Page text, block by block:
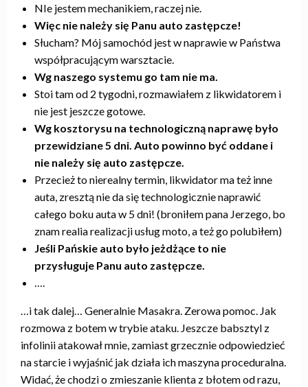
NIe jestem mechanikiem, raczej nie.
Więc nie należy się Panu auto zastępcze!
Słucham? Mój samochód jest w naprawie w Państwa
współpracującym warsztacie.
Wg naszego systemu go tam nie ma.
Stoi tam od 2 tygodni, rozmawiałem z likwidatorem i
nie jest jeszcze gotowe.
Wg kosztorysu na technologiczną naprawę było
przewidziane 5 dni. Auto powinno być oddane i
nie należy się auto zastępcze.
Przecież to nierealny termin, likwidator ma też inne
auta, zresztą nie da się technologicznie naprawić
całego boku auta w 5 dni! (broniłem pana Jerzego, bo
znam realia realizacji usług moto, a też go polubiłem)
Jeśli Pańskie auto było jeżdżące to nie
przysługuje Panu auto zastępcze.
….
…i tak dalej… Generalnie Masakra. Zerowa pomoc. Jak
rozmowa z botem w trybie ataku. Jeszcze babsztyl z
infolinii atakował mnie, zamiast grzecznie odpowiedzieć
na starcie i wyjaśnić jak działa ich maszyna proceduralna.
Widać, że chodzi o zmieszanie klienta z błotem od razu,